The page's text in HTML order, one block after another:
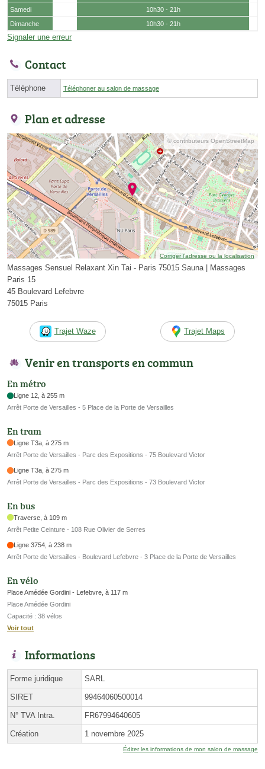
Samedi
10h30 - 21h
Dimanche
10h30 - 21h
Signaler une erreur
Contact
Téléphone Téléphoner au salon de massage
Plan et adresse
© contributeurs OpenStreetMap
Corriger l’adresse ou la localisation
Massages Sensuel Relaxant Xin Tai - Paris 75015 Sauna | Massages
Paris 15
45 Boulevard Lefebvre
75015 Paris
Trajet Waze Trajet Maps
Venir en transports en commun
En métro
Ligne 12, à 255 m
Arrêt Porte de Versailles - 5 Place de la Porte de Versailles
En tram
Ligne T3a, à 275 m
Arrêt Porte de Versailles - Parc des Expositions - 75 Boulevard Victor
Ligne T3a, à 275 m
Arrêt Porte de Versailles - Parc des Expositions - 73 Boulevard Victor
En bus
Traverse, à 109 m
Arrêt Petite Ceinture - 108 Rue Olivier de Serres
Ligne 3754, à 238 m
Arrêt Porte de Versailles - Boulevard Lefebvre - 3 Place de la Porte de Versailles
En vélo
Place Amédée Gordini - Lefebvre, à 117 m
Place Amédée Gordini
Capacité : 38 vélos
Voir tout
Informations
Forme juridique SARL
SIRET 99464060500014
N° TVA Intra. FR67994640605
Création 1 novembre 2025
Éditer les informations de mon salon de massage